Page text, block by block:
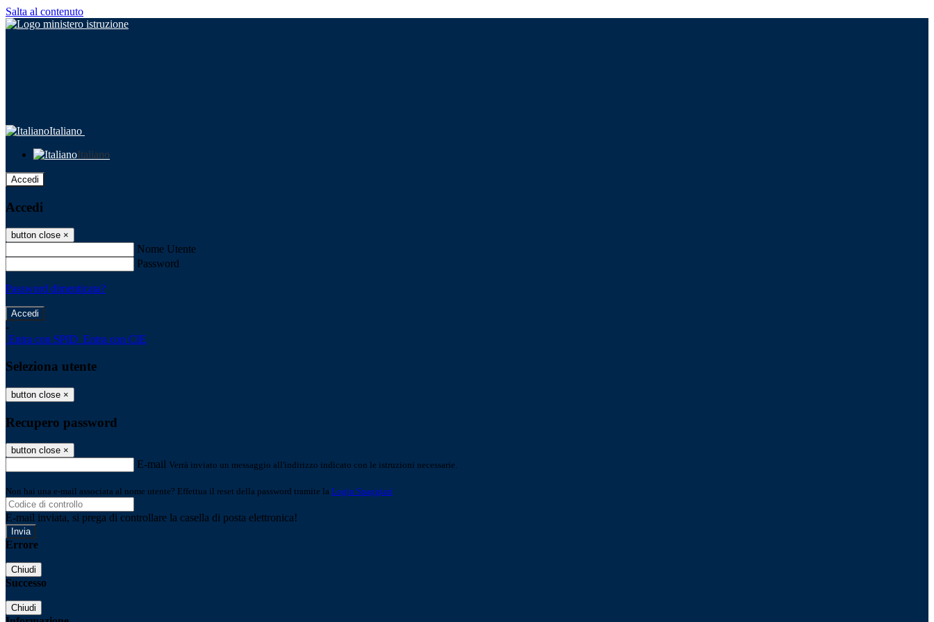
Salta al contenuto
Italiano
Italiano
Accedi
Accedi
button close ×
Nome Utente
Password
Password dimenticata?
-
Entra con SPID Entra con CIE
Seleziona utente
button close ×
Recupero password
button close ×
E-mail Verrà inviato un messaggio all'indirizzo indicato con le istruzioni necessarie.
Non hai una e-mail associata al nome utente? Effettua il reset della password tramite la Login Spaggiari
E-mail inviata, si prega di controllare la casella di posta elettronica!
Errore
Chiudi
Successo
Chiudi